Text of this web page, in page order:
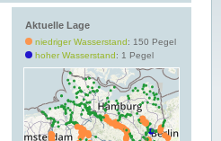
Aktuelle Lage
niedriger Wasserstand: 150 Pegel
hoher Wasserstand: 1 Pegel